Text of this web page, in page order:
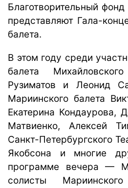
Благотворительный
представляют Гала-
балета.
В этом году среди
балета
Рузиматов и Леонид
Мариинского балета
Екатерина Кондаурова,
Матвиенко, Алексей
Санкт-Петербургского
Якобсона и многие
программе вечера —
солисты